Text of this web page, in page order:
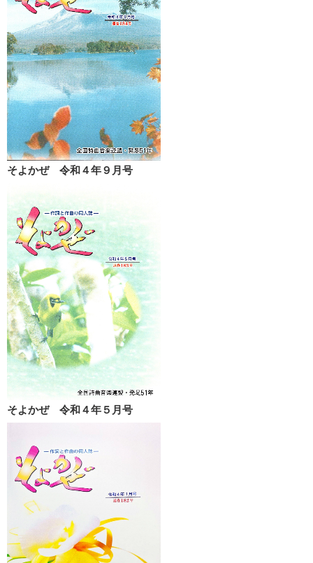
そよかぜ 令和４年９月号
そよかぜ 令和４年５月号